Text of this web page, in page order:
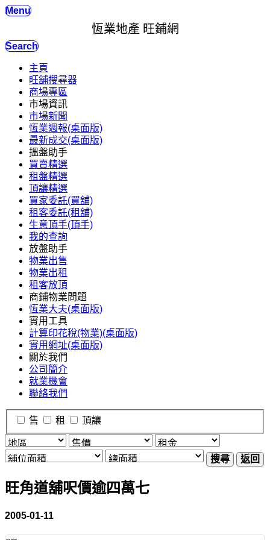
Menu
恆業地產 旺鋪網
Search
主頁
旺舖搜尋器
商場專區
市場資訊
市場新聞
恆業週報(桌面版)
最新成交(桌面版)
搵盤助手
買賣精選
租盤精選
頂讓精選
買家委託(買舖)
租客委託(租舖)
生意頂手(頂手)
我的查詢
放盤助手
物業出售
物業出租
租客放頂
商鋪物業問題
恆業大夫(桌面版)
實用工具
計算印花稅(物業)(桌面版)
實用網址(桌面版)
關於我們
公司簡介
就業機會
聯絡我們
售 租 頂讓
搜尋 返回
旺角道舖呎價逾四萬七
2005-01-11